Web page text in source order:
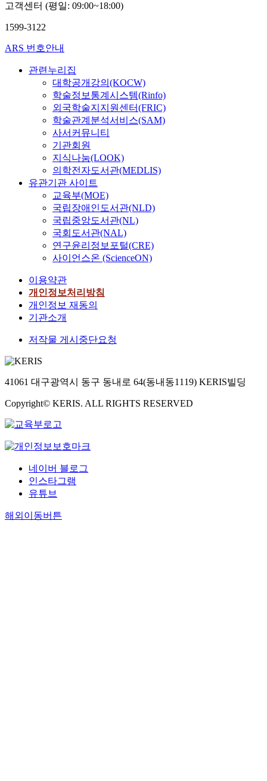
고객센터 (평일: 09:00~18:00)
1599-3122
ARS 번호안내
관련누리집
대학공개강의(KOCW)
학술정보통계시스템(Rinfo)
외국학술지지원센터(FRIC)
학술관계분석서비스(SAM)
사서커뮤니티
기관회원
지식나눔(LOOK)
의학전자도서관(MEDLIS)
유관기관 사이트
교육부(MOE)
국립장애인도서관(NLD)
국립중앙도서관(NL)
국회도서관(NAL)
연구윤리정보포털(CRE)
사이언스온 (ScienceON)
이용약관
개인정보처리방침
개인정보 재동의
기관소개
저작물 게시중단요청
41061 대구광역시 동구 동내로 64(동내동1119) KERIS빌딩
Copyright© KERIS. ALL RIGHTS RESERVED
네이버 블로그
인스타그램
유튜브
해외이동버튼